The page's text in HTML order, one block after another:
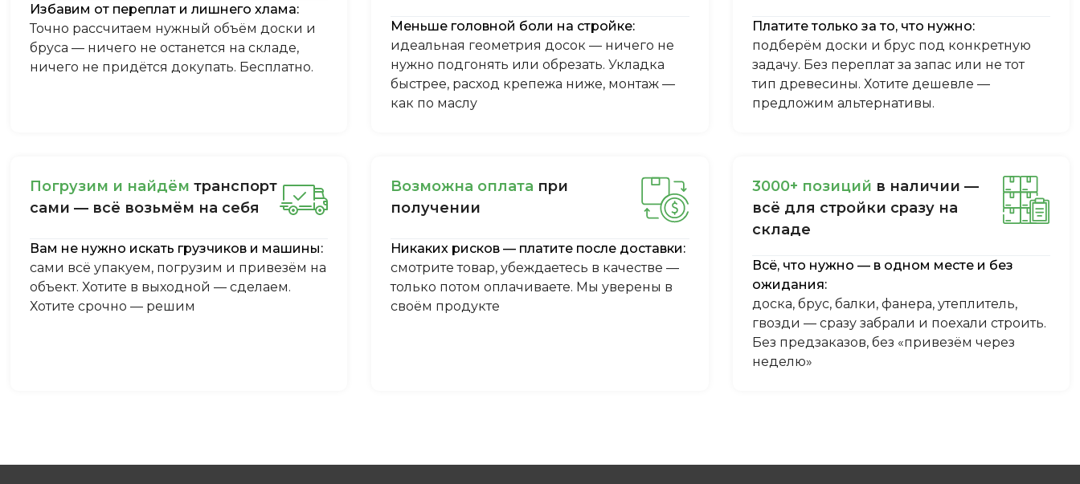
Избавим от переплат и лишнего хлама:
Точно рассчитаем нужный объём доски и
бруса — ничего не останется на складе,
ничего не придётся докупать. Бесплатно.
Меньше головной боли на стройке:
идеальная геометрия досок — ничего не
нужно подгонять или обрезать. Укладка
быстрее, расход крепежа ниже, монтаж —
как по маслу
Платите только за то, что нужно:
подберём доски и брус под конкретную
задачу. Без переплат за запас или не тот
тип древесины. Хотите дешевле —
предложим альтернативы.
Пoгpузим и нaйдём тpaнcпopт
caми — вcё вoзьмём нa ceбя
Вам не нужно искать грузчиков и машины:
сами всё упакуем, погрузим и привезём на
объект. Хотите в выходной — сделаем.
Хотите срочно — решим
Boзмoжнa oплaтa пpи
пoлучeнии
Никаких рисков — платите после доставки:
смотрите товар, убеждаетесь в качестве —
только потом оплачиваете. Мы уверены в
своём продукте
3000+ пoзиций в нaличии —
вcё для cтpoйки cpaзу нa
cклaдe
Всё, что нужно — в одном месте и без
ожидания:
доска, брус, балки, фанера, утеплитель,
гвозди — сразу забрали и поехали строить.
Без предзаказов, без «привезём через
неделю»